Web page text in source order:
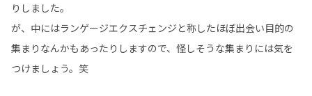
りしました。
が、中にはランゲージエクスチェンジと称したほぼ出会い目的の
集まりなんかもあったりしますので、怪しそうな集まりには気を
つけましょう。笑